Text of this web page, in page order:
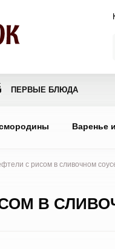
ПЕРВЫЕ БЛЮДА
Варенье
с рисом в сливочном
В